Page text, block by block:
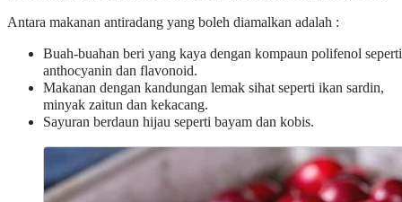
Antara makanan antiradang yang boleh diamalkan adalah :
Buah-buahan beri yang kaya dengan kompaun polifenol seperti
anthocyanin dan flavonoid.
Makanan dengan kandungan lemak sihat seperti ikan sardin,
minyak zaitun dan kekacang.
Sayuran berdaun hijau seperti bayam dan kobis.